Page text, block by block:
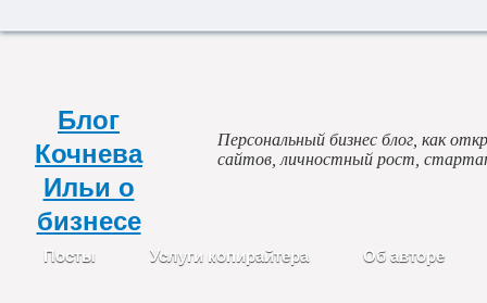
Блог
Кочнева
Ильи о
бизнесе
Персональный бизнес блог, как
сайтов, личностный рост,
Посты Услуги копирайтера Об авторе